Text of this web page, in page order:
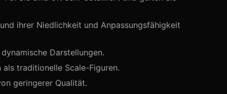
ihrer Niedlichkeit und Anpassungsfähigkeit
Darstellungen.
traditionelle Scale-Figuren.
geringerer Qualität.